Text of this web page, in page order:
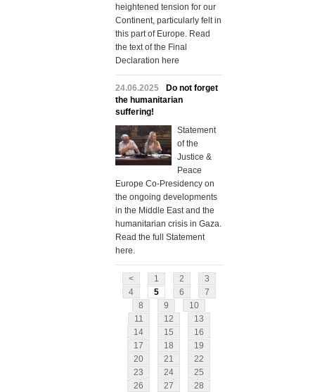
heightened tension for our
Continent, particularly felt in
this part of Europe. Read
the text of the Final
Declaration here
24.06.2025
Do not forget
the humanitarian
suffering!
Statement
of the
Justice &
Peace
Europe Co-Presidency on
the ongoing developments
in the Middle East and the
humanitarian crisis in Gaza.
Read the full Statement
here.
< 1 2
3
4
5 6
7
8
9
10
11
12
13
14
15
16
17
18
19
20
21
22
23
24
25
26
27
28